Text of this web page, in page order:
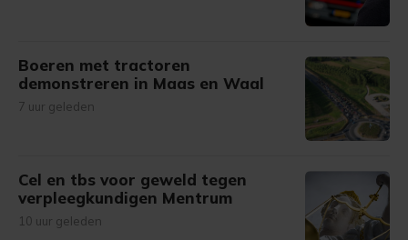
Boeren met tractoren
demonstreren in Maas en Waal
7 uur geleden
Cel en tbs voor geweld tegen
verpleegkundigen Mentrum
10 uur geleden